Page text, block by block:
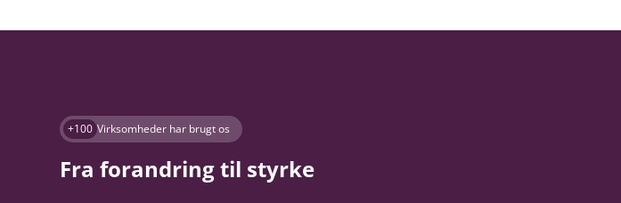
+100 Virksomheder har brugt os
Fra forandring til styrke